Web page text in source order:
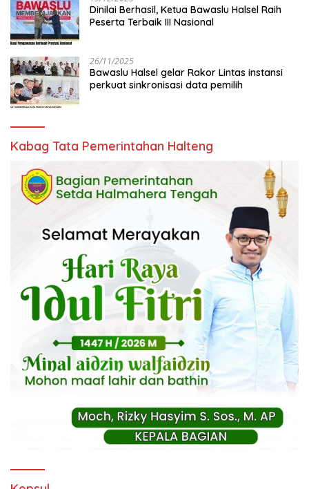
Dinilai Berhasil, Ketua Bawaslu Halsel Raih
Peserta Terbaik III Nasional
26/11/2025
Bawaslu Halsel gelar Rakor Lintas instansi
perkuat sinkronisasi data pemilih
Kabag Tata Pemerintahan Halteng